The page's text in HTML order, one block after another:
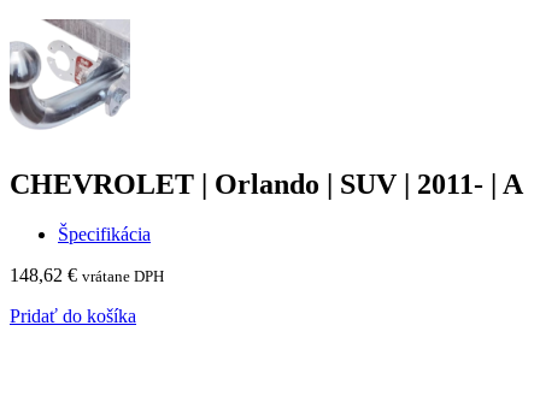
CHEVROLET | Orlando | SUV | 2011- | A
Špecifikácia
148,62 € vrátane DPH
Pridať do košíka